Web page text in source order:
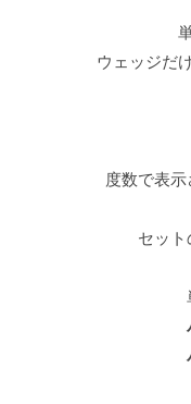
ウェッジだ
度数で表示
セッ